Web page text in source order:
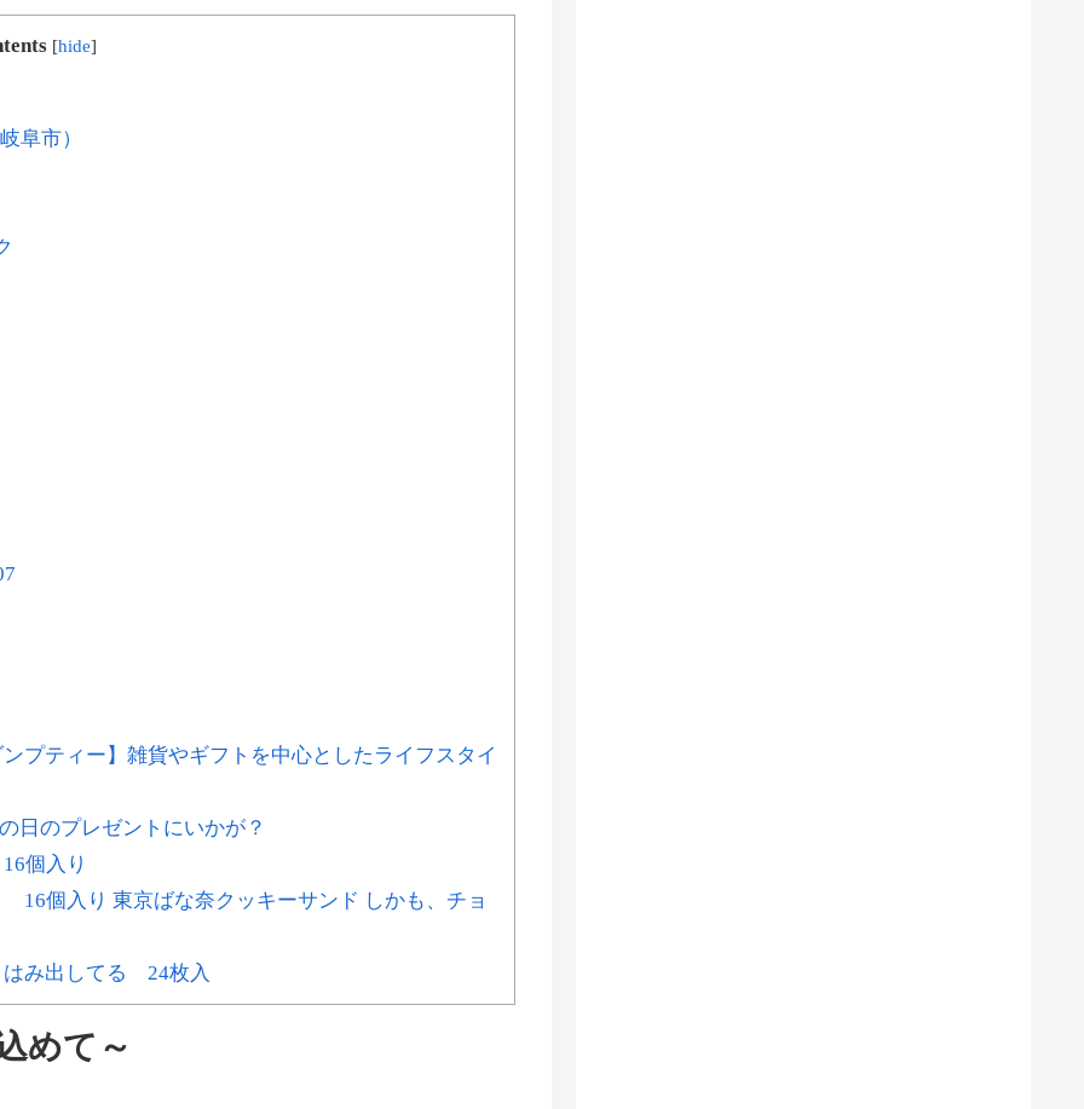
[hide]
阜市）
プティー】雑貨やギフトを中心としたライフスタイ
日のプレゼントにいかが？
個入り
個入り 東京ばな奈クッキーサンド しかも、チョ
はみ出してる 24枚入
めて～